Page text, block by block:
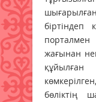
біртіндеп
жағынан
бөліктің